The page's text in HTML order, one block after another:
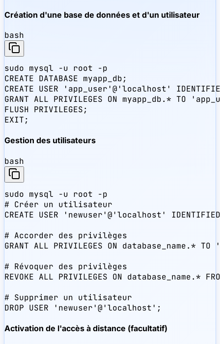
Création d'une base de données et d'un utilisateur
bash
sudo mysql -u root -p
CREATE DATABASE myapp_db;
CREATE USER 'app_user'@'localhost'
GRANT ALL PRIVILEGES ON myapp_db.* TO
FLUSH PRIVILEGES;
EXIT;
Gestion des utilisateurs
bash
sudo mysql -u root -p
# Créer un utilisateur
CREATE USER 'newuser'@'localhost'
# Accorder des privilèges
GRANT ALL PRIVILEGES ON database_name.*
# Révoquer des privilèges
REVOKE ALL PRIVILEGES ON database_name.*
# Supprimer un utilisateur
DROP USER 'newuser'@'localhost';
Activation de l'accès à distance (facultatif)